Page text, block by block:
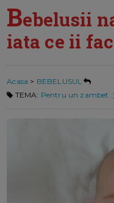
Bebelusii
iata ce ii
Acasa > BEBELUSUL
TEMA: Pentru un zambet :)